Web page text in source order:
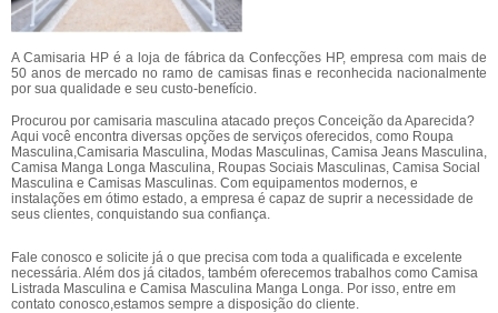
A Camisaria HP é a loja de fábrica da Confecções HP, empresa com mais de
50 anos de mercado no ramo de camisas finas e reconhecida nacionalmente
por sua qualidade e seu custo-benefício.
Procurou por camisaria masculina atacado preços Conceição da Aparecida?
Aqui você encontra diversas opções de serviços oferecidos, como Roupa
Masculina,Camisaria Masculina, Modas Masculinas, Camisa Jeans Masculina,
Camisa Manga Longa Masculina, Roupas Sociais Masculinas, Camisa Social
Masculina e Camisas Masculinas. Com equipamentos modernos, e
instalações em ótimo estado, a empresa é capaz de suprir a necessidade de
seus clientes, conquistando sua confiança.
Fale conosco e solicite já o que precisa com toda a qualificada e excelente
necessária. Além dos já citados, também oferecemos trabalhos como Camisa
Listrada Masculina e Camisa Masculina Manga Longa. Por isso, entre em
contato conosco,estamos sempre a disposição do cliente.